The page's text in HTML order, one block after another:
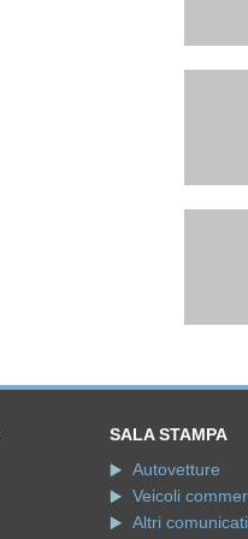
SALA STAMPA
Autovetture
Veicoli
Altri comunicati